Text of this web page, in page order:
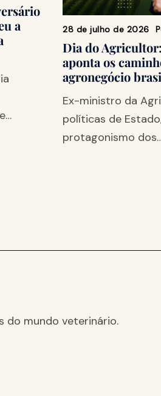
a
28 de julho de 2026
Dia do
aponta os
agronegócio
Ex-ministro da
políticas de
protagonismo
do mundo veterinário.